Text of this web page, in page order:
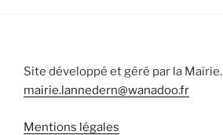
Site développé et géré par la Mairie.
mairie.lannedern@wanadoo.fr
Mentions légales